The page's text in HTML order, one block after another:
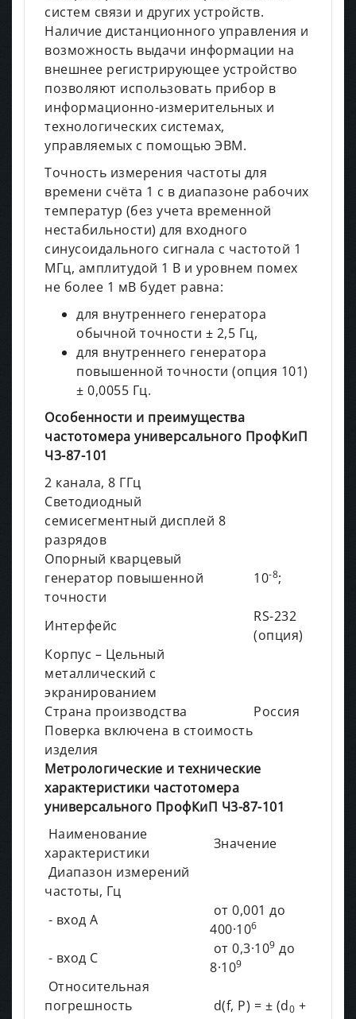
систем связи и других устройств.
Наличие дистанционного управления и
возможность выдачи информации на
внешнее регистрирующее устройство
позволяют использовать прибор в
информационно-измерительных и
технологических системах,
управляемых с помощью ЭВМ.
Точность измерения частоты для
времени счёта 1 с в диапазоне рабочих
температур (без учета временной
нестабильности) для входного
синусоидального сигнала с частотой 1
МГц, амплитудой 1 В и уровнем помех
не более 1 мВ будет равна:
для внутреннего генератора
обычной точности ± 2,5 Гц,
для внутреннего генератора
повышенной точности (опция 101)
± 0,0055 Гц.
Особенности и преимущества
частотомера универсального ПрофКиП
Ч3-87-101
2 канала, 8 ГГц
Светодиодный
семисегментный дисплей 8
разрядов
Опорный кварцевый
генератор повышенной
точности
10-8;
Интерфейс
RS-232
(опция)
Корпус – Цельный
металлический с
экранированием
Страна производства
Россия
Поверка включена в стоимость
изделия
Метрологические и технические
характеристики частотомера
универсального ПрофКиП Ч3-87-101
Наименование
характеристики
Значение
Диапазон измерений
частоты, Гц
- вход А
от 0,001 до
400·106
- вход С
от 0,3·109 до
8·109
Относительная
погрешность
d(f, P) = ± (d0 +